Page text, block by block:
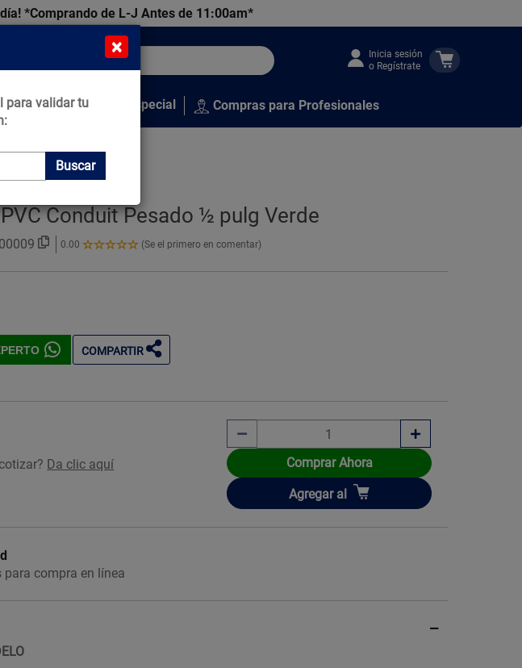
*Comprando de L-J Antes de 11:00am*
Inicia sesión
o Regístrate
Venta Especial Compras para Profesionales
Conduit Pesado ½ pulg Verde
0.00
0.00
(Se el primero en comentar)
COMPARTIR
Da clic aquí
Comprar Ahora
Añadir
Agregar al
para compra en línea
×
para validar tu
Buscar